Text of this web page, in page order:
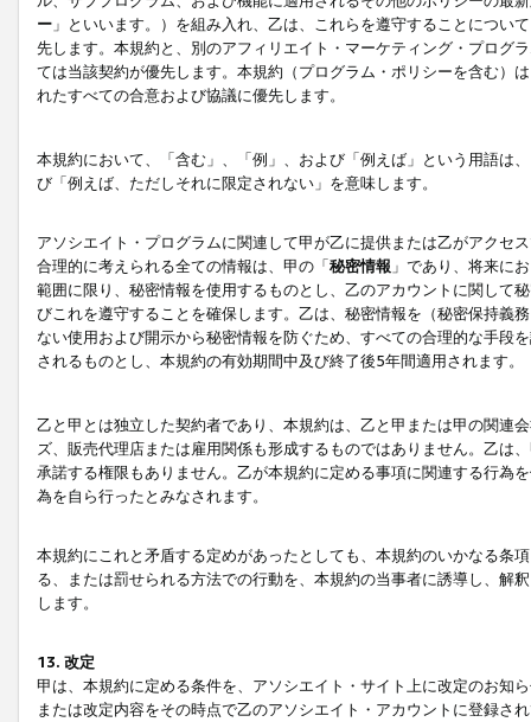
ー 」といいます。）を組み入れ、乙は、これらを遵守することにつ
先します。本規約と、別のアフィリエイト・マーケティング・プログ
ては当該契約が優先します。本規約（プログラム・ポリシーを含む）
れたすべての合意および協議に優先します。
本規約において、「含む」、「例」、および「例えば」という用語は
び「例えば、ただしそれに限定されない」を意味します。
アソシエイト・プログラムに関連して甲が乙に提供または乙がアクセ
合理的に考えられる全ての情報は、甲の「秘密情報 」であり、将来に
範囲に限り、秘密情報を使用するものとし、乙のアカウントに関して
びこれを遵守することを確保します。乙は、秘密情報を（秘密保持義
ない使用および開示から秘密情報を防ぐため、すべての合理的な手段
されるものとし、本規約の有効期間中及び終了後5年間適用されます。
乙と甲とは独立した契約者であり、本規約は、乙と甲または甲の関連
ズ、販売代理店または雇用関係も形成するものではありません。乙は
承諾する権限もありません。乙が本規約に定める事項に関連する行為
為を自ら行ったとみなされます。
本規約にこれと矛盾する定めがあったとしても、本規約のいかなる条
る、または罰せられる方法での行動を、本規約の当事者に誘導し、解
します。
13. 改定
甲は、本規約に定める条件を、アソシエイト・サイト上に改定のお知
または改定内容をその時点で乙のアソシエイト・アカウントに登録さ